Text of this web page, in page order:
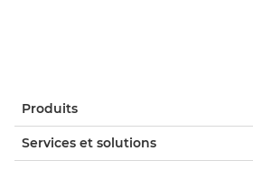
Produits
Services et solutions